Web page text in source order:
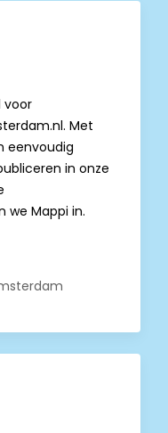
voor
Met
eenvoudig
in onze
we Mappi in.